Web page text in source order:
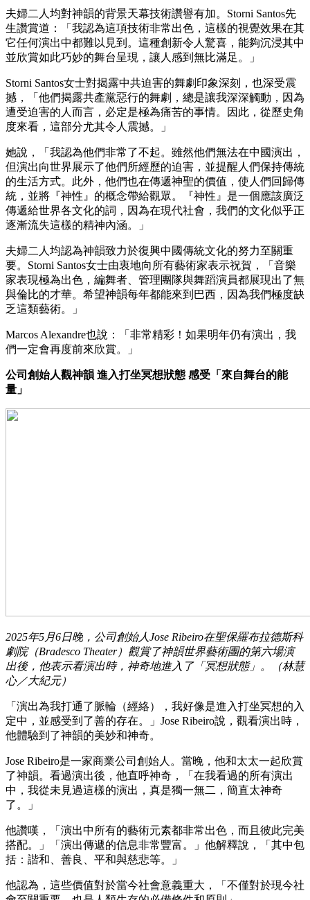
夫婦二人均對神韻的背景天幕技術讚譽有加。Storni Santos先
生讚賞道：「我認為這項技術非常出色，這樣的視覺效果在其
它任何演出中都難以見到。這種創新令人驚喜，能夠沉浸其中
並欣賞如此巧妙的舞台呈現，讓人感到無比滿足。」
Storni Santos女士對揭露中共迫害的舞劇印象深刻，也深受震
撼，「他們揭露共產黨惡行的舞劇，總是讓我深深觸動，因為
遭受迫害的人而言，必定是極為痛苦的事情。因此，從歷史角
度來看，這部分尤其令人震撼。」
她說，「我認為他們非常了不起。雖然他們無法在中國演出，
但演出向世界展示了他們所經歷的迫害，並提醒人們保持傳統
的生活方式。此外，他們也在傳遞神聖的價值，使人們回歸傳
統，並將『神性』的概念帶給觀眾。『神性』是一個應該廣泛
傳遞給世界各文化的詞，因為在現代社會，我們的文化似乎正
逐漸流失這樣的精神內涵。」
夫婦二人均認為神韻致力於復興中國傳統文化的努力至關重
要。Storni Santos女士由衷地向所有藝術家表示祝賀，「音樂
家表現極為出色，編舞者、管理團隊與舞蹈演員都展現出了無
與倫比的才華。希望神韻每年都能來到巴西，因為我們極度缺
乏這類藝術。」
Marcos Alexandre也說：「非常精彩！如果明年仍有演出，我
們一定會再度前來欣賞。」
公司創始人觀神韻 進入打坐冥想狀態 感受「來自舞台的能
量」
2025年5月6日晚，公司創始人Jose Ribeiro在聖保羅布拉德斯科
劇院（Bradesco Theater）觀賞了神韻世界藝術團的第六場演
出後，他表示看演出時，神奇地進入了「冥想狀態」。（林慧
心／大紀元）
「演出為我打通了脈輪（經絡），我好像是進入打坐冥想的入
定中，並感受到了善的存在。」Jose Ribeiro說，觀看演出時，
他體驗到了神韻的美妙和神奇。
Jose Ribeiro是一家商業公司創始人。當晚，他和太太一起欣賞
了神韻。看過演出後，他直呼神奇，「在我看過的所有演出
中，我從未見過這樣的演出，真是獨一無二，簡直太神奇
了。」
他讚嘆，「演出中所有的藝術元素都非常出色，而且彼此完美
搭配。」「演出傳遞的信息非常豐富。」他解釋說，「其中包
括：諧和、善良、平和與慈悲等。」
他認為，這些價值對於當今社會意義重大，「不僅對於現今社